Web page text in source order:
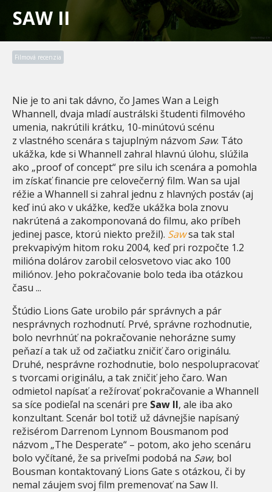
SAW II
Filmová recenzia
Nie je to ani tak dávno, čo James Wan a Leigh
Whannell, dvaja mladí austrálski študenti filmového
umenia, nakrútili krátku, 10-minútovú scénu
z vlastného scenára s tajuplným názvom Saw. Táto
ukážka, kde si Whannell zahral hlavnú úlohu, slúžila
ako „proof of concept“ pre silu ich scenára a pomohla
im získať financie pre celovečerný film. Wan sa ujal
réžie a Whannell si zahral jednu z hlavných postáv (aj
keď inú ako v ukážke, keďže ukážka bola znovu
nakrútená a zakomponovaná do filmu, ako príbeh
jedinej pasce, ktorú niekto prežil). Sawsa tak stal
prekvapivým hitom roku 2004, keď pri rozpočte 1.2
milióna dolárov zarobil celosvetovo viac ako 100
miliónov. Jeho pokračovanie bolo teda iba otázkou
času ...
Štúdio Lions Gate urobilo pár správnych a pár
nesprávnych rozhodnutí. Prvé, správne rozhodnutie,
bolo nevrhnúť na pokračovanie nehorázne sumy
peňazí a tak už od začiatku zničiť čaro originálu.
Druhé, nesprávne rozhodnutie, bolo nespolupracovať
s tvorcami originálu, a tak zničiť jeho čaro. Wan
odmietol napísať a režírovať pokračovanie a Whannell
sa síce podieľal na scenári pre Saw II, ale iba ako
konzultant. Scenár bol totiž už dávnejšie napísaný
režisérom Darrenom Lynnom Bousmanom pod
názvom „The Desperate“ – potom, ako jeho scenáru
bolo vyčítané, že sa priveľmi podobá na Saw, bol
Bousman kontaktovaný Lions Gate s otázkou, či by
nemal záujem svoj film premenovať na Saw II.